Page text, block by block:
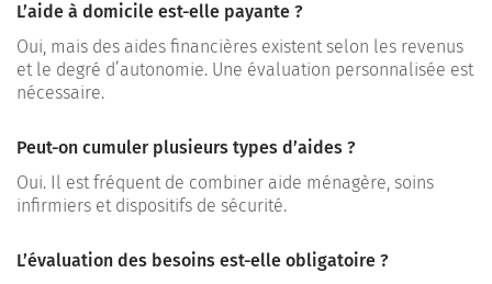
L’aide à domicile est-elle payante ?
Oui, mais des aides financières existent selon les revenus
et le degré d’autonomie. Une évaluation personnalisée est
nécessaire.
Peut-on cumuler plusieurs types d’aides ?
Oui. Il est fréquent de combiner aide ménagère, soins
infirmiers et dispositifs de sécurité.
L’évaluation des besoins est-elle obligatoire ?